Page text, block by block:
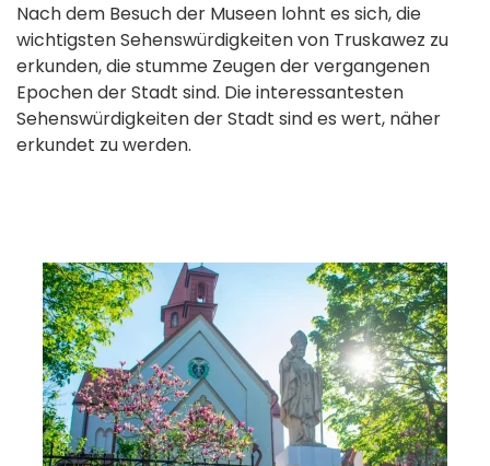
Nach dem Besuch der Museen lohnt es sich, die
wichtigsten Sehenswürdigkeiten von Truskawez zu
erkunden, die stumme Zeugen der vergangenen
Epochen der Stadt sind. Die interessantesten
Sehenswürdigkeiten der Stadt sind es wert, näher
erkundet zu werden.